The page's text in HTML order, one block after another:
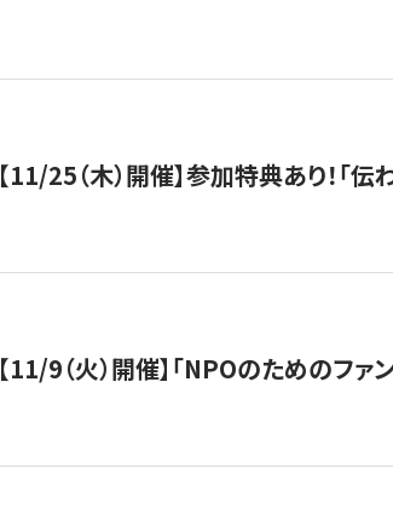
【11/25（木）開催】参加特典あり！「
【11/9（火）開催】「NPOのためのフ